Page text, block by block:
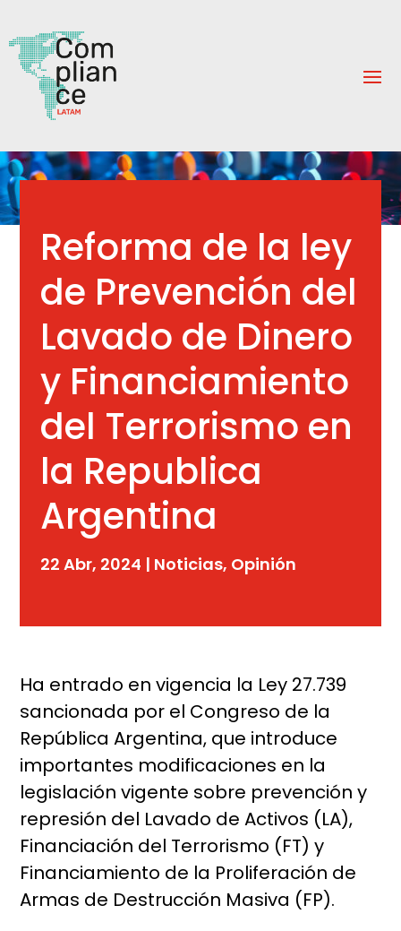
Reforma de la ley
de Prevención del
Lavado de Dinero
y Financiamiento
del Terrorismo en
la Republica
Argentina
22 Abr, 2024 | Noticias, Opinión
Ha entrado en vigencia la Ley 27.739
sancionada por el Congreso de la
República Argentina, que introduce
importantes modificaciones en la
legislación vigente sobre prevención y
represión del Lavado de Activos (LA),
Financiación del Terrorismo (FT) y
Financiamiento de la Proliferación de
Armas de Destrucción Masiva (FP).